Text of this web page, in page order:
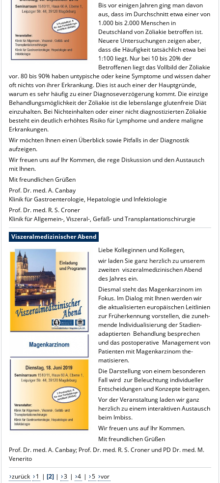
Bis vor einigen Jahren ging man davon
aus, dass im Durchschnitt etwa einer von
1.000 bis 2.000 Menschen in
Deutschland von Zöliakie betroffen ist.
Neuere Untersuchungen zeigen aber,
dass die Häufigkeit tatsächlich etwa bei
1:100 liegt. Nur bei 10 bis 20% der
Betroffenen liegt das Vollbild der Zöliakie
vor. 80 bis 90% haben untypische oder keine Symptome und wissen daher
oft nichts von ihrer Erkrankung. Dies ist auch einer der Hauptgründe,
warum es sehr häufig zu einer Diagnoseverzögerung kommt. Die einzige
Behandlungsmöglichkeit der Zöliakie ist die lebenslange glutenfreie Diät
einzuhalten. Bei Nichteinhalten oder einer nicht diagnostizierten Zöliakie
besteht ein deutlich erhöhtes Risiko für Lymphome und andere maligne
Erkrankungen.
Wir möchten Ihnen einen Überblick sowie Pitfalls in der Diagnostik
aufzeigen.
Wir freuen uns auf Ihr Kommen, die rege Diskussion und den Austausch
mit Ihnen.
Mit freundlichen Grüßen
Prof. Dr. med. A. Canbay
Klinik für Gastroenterologie, Hepatologie und Infektiologie
Prof. Dr. med. R. S. Croner
Klinik für Allgemein-, Viszeral-, Gefäß- und Transplantationschirurgie
Viszeralmedizinischer Abend
Liebe Kolleginnen und Kollegen,
wir laden Sie ganz herzlich zu unserem
zweiten viszeralmedizinischen Abend
des Jahres ein.
Diesmal steht das Magenkarzinom im
Fokus. Im Dialog mit Ihnen werden wir
die aktualisierten europäischen Leitlinien
zur Früherkennung vorstellen, die zuneh-
mende Individualisierung der Stadien-
adaptierten Behandlung besprechen
und das postoperative Management von
Patienten mit Magenkarzinom the-
matisieren.
Die Darstellung von einem besonderen
Fall wird zur Beleuchtung individueller
Entscheidungen und Konzepte beitragen.
Vor der Veranstaltung laden wir ganz
herzlich zu einem interaktiven Austausch
beim Imbiss.
Wir freuen uns auf Ihr Kommen.
Mit freundlichen Grüßen
Prof. Dr. med. A. Canbay; Prof. Dr. med. R. S. Croner und PD Dr. med. M.
Venerito
zurück 1 | [2]| 3 | 4 | 5 vor